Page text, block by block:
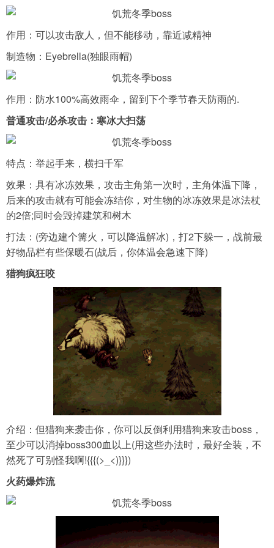
作用：可以攻击敌人，但不能移动，靠近减精神
制造物：Eyebrella(独眼雨帽)
作用：防水100%高效雨伞，留到下个季节春天防雨的.
普通攻击/必杀攻击：寒冰大扫荡
特点：举起手来，横扫千军
效果：具有冰冻效果，攻击主角第一次时，主角体温下降，
后来的攻击就有可能会冻结你，对生物的冰冻效果是冰法杖
的2倍;同时会毁掉建筑和树木
打法：(旁边建个篝火，可以降温解冰)，打2下躲一，战前最
好物品栏有些保暖石(战后，你体温会急速下降)
猎狗疯狂咬
介绍：但猎狗来袭击你，你可以反倒利用猎狗来攻击boss，
至少可以消掉boss300血以上(用这些办法时，最好全装，不
然死了可别怪我啊!{{{(>_<)}}})
火药爆炸流